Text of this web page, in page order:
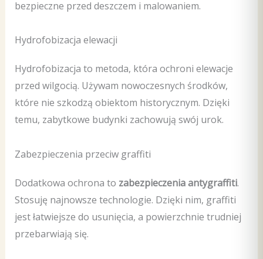
bezpieczne przed deszczem i malowaniem.
Hydrofobizacja elewacji
Hydrofobizacja to metoda, która ochroni elewacje
przed wilgocią. Używam nowoczesnych środków,
które nie szkodzą obiektom historycznym. Dzięki
temu, zabytkowe budynki zachowują swój urok.
Zabezpieczenia przeciw graffiti
Dodatkowa ochrona to zabezpieczenia antygraffiti.
Stosuję najnowsze technologie. Dzięki nim, graffiti
jest łatwiejsze do usunięcia, a powierzchnie trudniej
przebarwiają się.